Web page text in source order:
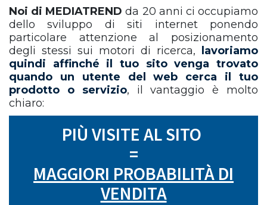
Noi di MEDIATRENDda 20 anni ci occupiamo
dello sviluppo di siti internet ponendo
particolare attenzione al posizionamento
degli stessi sui motori di ricerca,
lavoriamo
quindi affinché il tuo sito venga trovato
quando un utente del web cerca il tuo
prodotto o servizio, il vantaggio è molto
chiaro:
PIÙ VISITE AL SITO
=
MAGGIORI PROBABILITÀ DI
VENDITA